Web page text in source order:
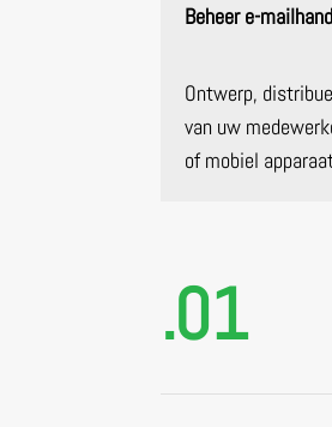
Beheer e-
Ontwerp,
van uw
of mobiel
.01